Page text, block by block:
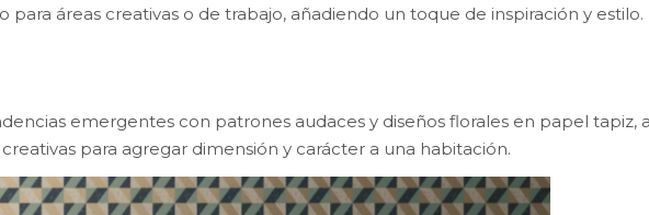
para áreas creativas o de trabajo, añadiendo un toque de inspiración y estilo.
emergentes con patrones audaces y diseños florales en papel tapiz,
para agregar dimensión y carácter a una habitación.